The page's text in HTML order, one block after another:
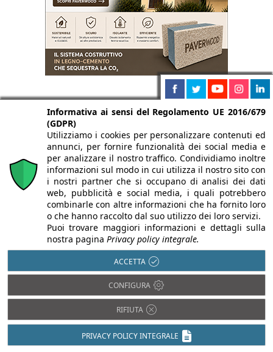
Informativa ai sensi del Regolamento UE 2016/679
(GDPR)
Utilizziamo i cookies per personalizzare contenuti ed
annunci, per fornire funzionalità dei social media e
per analizzare il nostro traffico. Condividiamo inoltre
informazioni sul modo in cui utilizza il nostro sito con
i nostri partner che si occupano di analisi dei dati
web, pubblicità e social media, i quali potrebbero
combinarle con altre informazioni che ha fornito loro
o che hanno raccolto dal suo utilizzo dei loro servizi.
Puoi trovare maggiori informazioni e dettagli sulla
nostra pagina Privacy policy integrale.
ACCETTA
CONFIGURA
RIFIUTA
PRIVACY POLICY INTEGRALE